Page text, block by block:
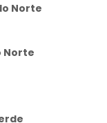
Norte
Norte